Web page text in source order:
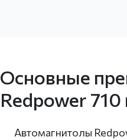
Основные
Redpower 710
Автомагнитолы